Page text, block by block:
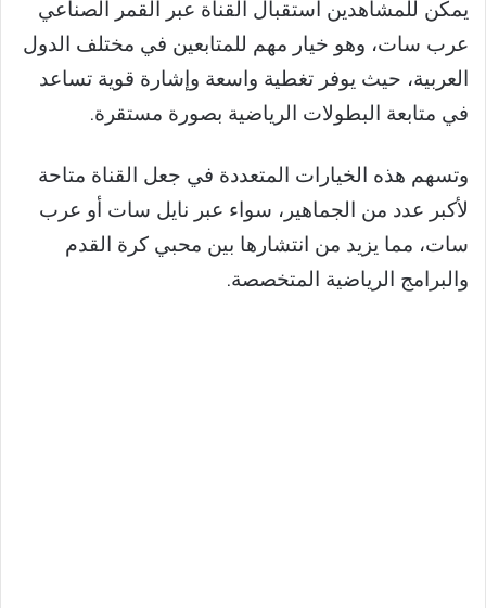
يمكن للمشاهدين استقبال القناة عبر القمر الصناعي
عرب سات، وهو خيار مهم للمتابعين في مختلف الدول
العربية، حيث يوفر تغطية واسعة وإشارة قوية تساعد
في متابعة البطولات الرياضية بصورة مستقرة.
وتسهم هذه الخيارات المتعددة في جعل القناة متاحة
لأكبر عدد من الجماهير، سواء عبر نايل سات أو عرب
سات، مما يزيد من انتشارها بين محبي كرة القدم
والبرامج الرياضية المتخصصة.